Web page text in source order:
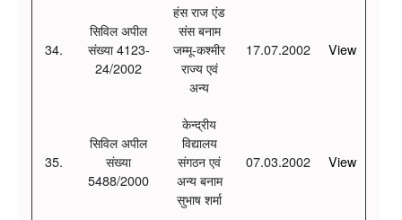
34.
सिविल अपील
संख्या 4123-
24/2002
हंस राज एंड
संस बनाम
जम्मू-कश्मीर
राज्य एवं
अन्य
17.07.2002 View
35.
सिविल अपील
संख्या
5488/2000
केन्द्रीय
विद्यालय
संगठन एवं
अन्य बनाम
सुभाष शर्मा
07.03.2002 View